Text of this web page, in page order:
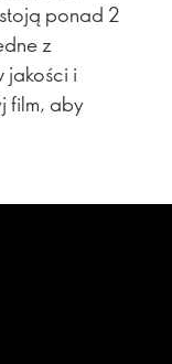
ponad 2
z
jakości i
film, aby